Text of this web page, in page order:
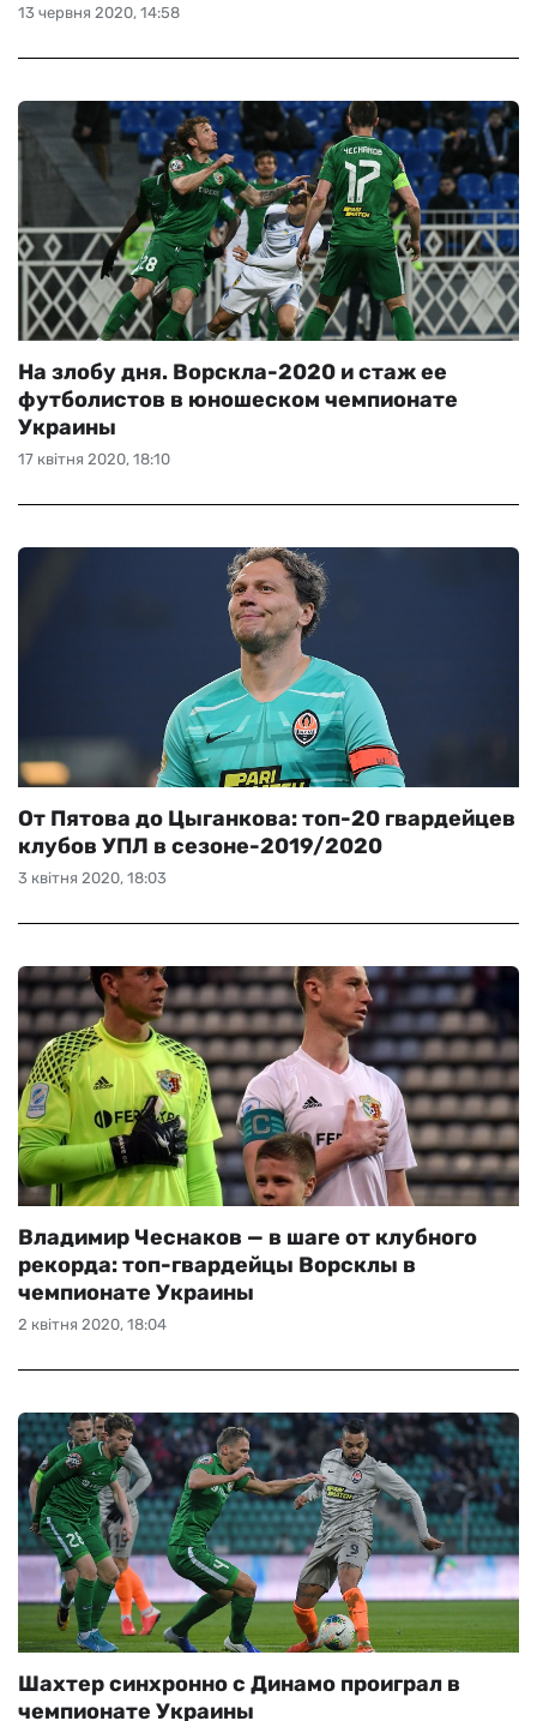
13 червня 2020, 14:58
17 квітня 2020, 18:10
На злобу дня. Ворскла-2020 и стаж ее
футболистов в юношеском чемпионате
Украины
3 квітня 2020, 18:03
От Пятова до Цыганкова: топ-20 гвардейцев
клубов УПЛ в сезоне-2019/2020
2 квітня 2020, 18:04
Владимир Чеснаков — в шаге от клубного
рекорда: топ-гвардейцы Ворсклы в
чемпионате Украины
Шахтер синхронно с Динамо проиграл в
чемпионате Украины